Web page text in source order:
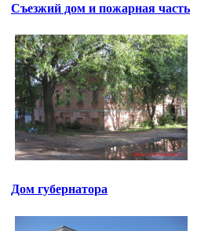
Съезжий дом и пожарная часть
Дом губернатора